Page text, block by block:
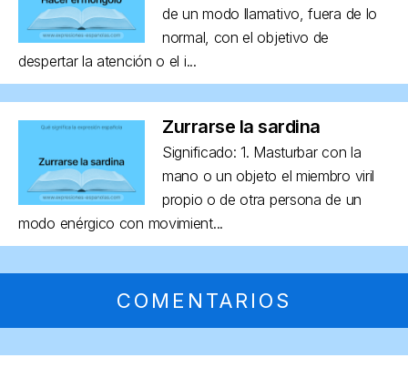
de un modo llamativo, fuera de lo
normal, con el objetivo de
despertar la atención o el i...
Zurrarse la sardina
Significado: 1. Masturbar con la
mano o un objeto el miembro viril
propio o de otra persona de un
modo enérgico con movimient...
COMENTARIOS